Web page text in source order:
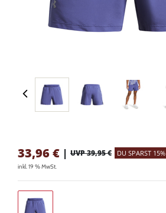
33,96 € | UVP 39,95 € DU SPARST 15%
inkl. 19 % MwSt.